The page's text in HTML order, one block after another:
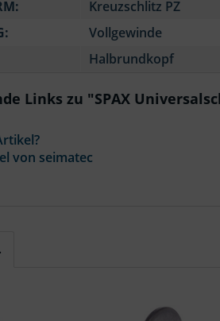
Kreuzschlitz PZ
Vollgewinde
Halbrundkopf
Links zu "SPAX
von seimatec